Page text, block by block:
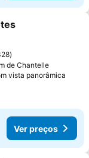
favoritos
de Chantelle
vista panorâmica
Ver preços